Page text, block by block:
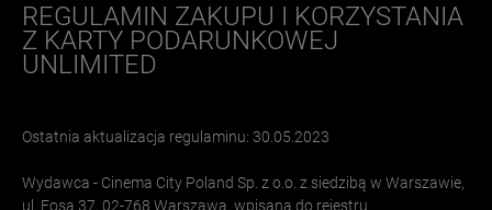
REGULAMIN ZAKUPU I KORZYSTANIA
Z KARTY PODARUNKOWEJ
UNLIMITED
Ostatnia aktualizacja regulaminu: 30.05.2023
Wydawca - Cinema City Poland Sp. z o.o. z siedzibą w Warszawie,
ul. Fosa 37, 02-768 Warszawa, wpisana do rejestru